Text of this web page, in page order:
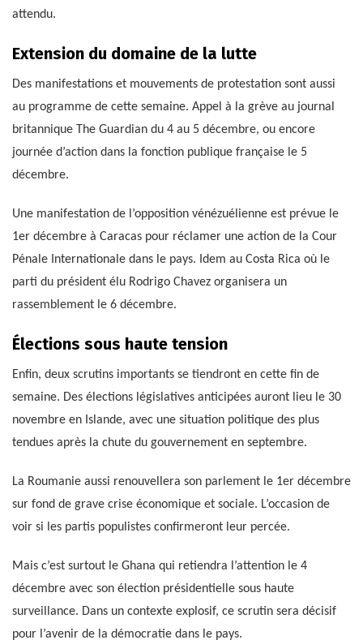
attendu.
Extension du domaine de la lutte
Des manifestations et mouvements de protestation sont aussi
au programme de cette semaine. Appel à la grève au journal
britannique The Guardian du 4 au 5 décembre, ou encore
journée d’action dans la fonction publique française le 5
décembre.
Une manifestation de l’opposition vénézuélienne est prévue le
1er décembre à Caracas pour réclamer une action de la Cour
Pénale Internationale dans le pays. Idem au Costa Rica où le
parti du président élu Rodrigo Chavez organisera un
rassemblement le 6 décembre.
Élections sous haute tension
Enfin, deux scrutins importants se tiendront en cette fin de
semaine. Des élections législatives anticipées auront lieu le 30
novembre en Islande, avec une situation politique des plus
tendues après la chute du gouvernement en septembre.
La Roumanie aussi renouvellera son parlement le 1er décembre
sur fond de grave crise économique et sociale. L’occasion de
voir si les partis populistes confirmeront leur percée.
Mais c’est surtout le Ghana qui retiendra l’attention le 4
décembre avec son élection présidentielle sous haute
surveillance. Dans un contexte explosif, ce scrutin sera décisif
pour l’avenir de la démocratie dans le pays.